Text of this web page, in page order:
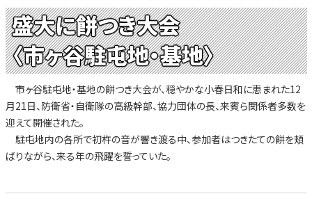
盛大に餅つき大会
〈市ヶ谷駐屯地・基地〉
市ヶ谷駐屯地・基地の餅つき大会が、穏やかな小春日和に恵まれた12
月21日、防衛省・自衛隊の高級幹部、協力団体の長、来賓ら関係者多数を
迎えて開催された。
駐屯地内の各所で初杵の音が響き渡る中、参加者はつきたての餅を頬
ばりながら、来る年の飛躍を誓っていた。